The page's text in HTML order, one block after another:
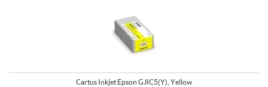
Cartus Inkjet Epson GJIC5(Y), Yellow